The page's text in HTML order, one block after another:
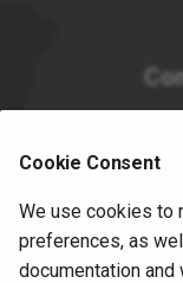
Cookie Consent
We use cookies to
preferences, as
documentation